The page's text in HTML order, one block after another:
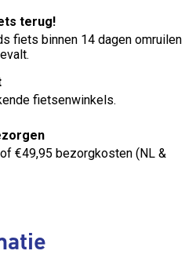
terug!
fiets binnen 14 dagen omruilen
fietsenwinkels.
€49,95 bezorgkosten (NL &